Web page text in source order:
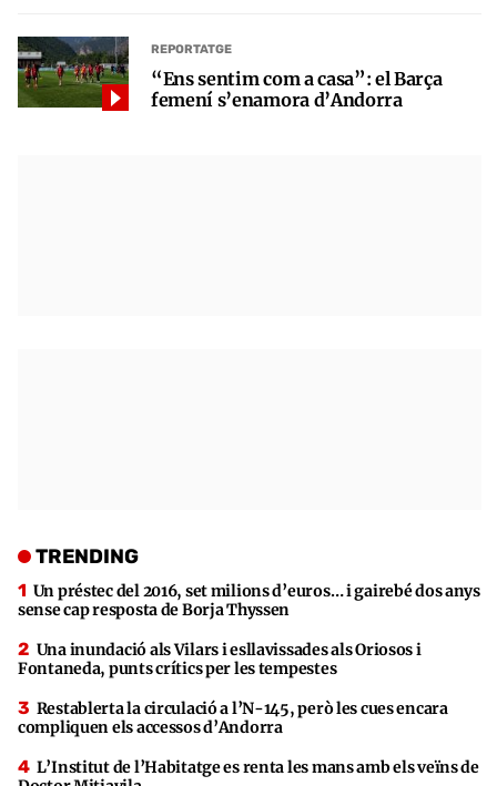
REPORTATGE
“Ens sentim com a casa”: el Barça
femení s’enamora d’Andorra
TRENDING
Un préstec del 2016, set milions d’euros… i gairebé dos anys
sense cap resposta de Borja Thyssen
Una inundació als Vilars i esllavissades als Oriosos i
Fontaneda, punts crítics per les tempestes
Restablerta la circulació a l’N-145, però les cues encara
compliquen els accessos d’Andorra
L’Institut de l’Habitatge es renta les mans amb els veïns de